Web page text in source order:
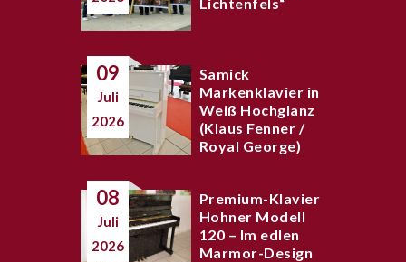
09
Juli
2026
Samick
Markenklavier in
Weiß Hochglanz
(Klaus Fenner /
Royal George)
08
Juli
2026
Premium-Klavier
Hohner Modell
120 – Im edlen
Marmor-Design